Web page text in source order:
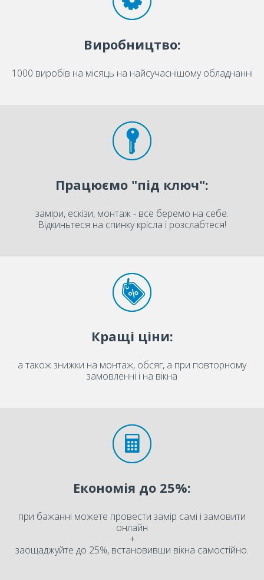
Виробництво:
1000 виробів на місяць на найсучаснішому обладнанні
Працюємо "під ключ":
заміри, ескізи, монтаж - все беремо на себе.
Відкиньтеся на спинку крісла і розслабтеся!
Кращі ціни:
а також знижки на монтаж, обсяг, а при повторному
замовленні і на вікна
Економія до 25%:
при бажанні можете провести замір самі і замовити
онлайн
+
заощаджуйте до 25%, встановивши вікна самостійно.